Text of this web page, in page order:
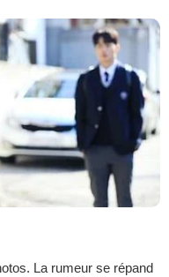
La rumeur se répand